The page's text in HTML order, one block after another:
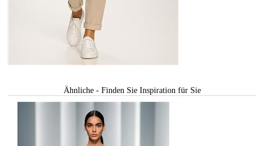
Ähnliche - Finden Sie Inspiration für Sie